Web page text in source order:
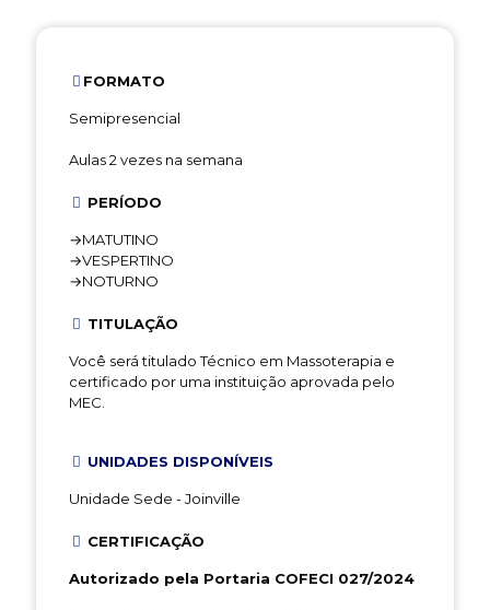
FORMATO
Semipresencial
Aulas 2 vezes na semana
PERÍODO
→MATUTINO
→VESPERTINO
→NOTURNO
TITULAÇÃO
Você será titulado Técnico em Massoterapia e
certificado por uma instituição aprovada pelo
MEC.
UNIDADES DISPONÍVEIS
Unidade Sede - Joinville
CERTIFICAÇÃO
Autorizado pela Portaria COFECI 027/2024